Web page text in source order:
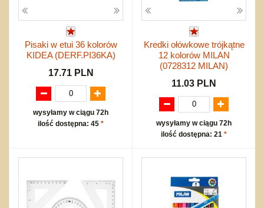
Pisaki w etui 36 kolorów
KIDEA (DERF.PI36KA)
17.71 PLN
wysyłamy w ciągu 72h
ilość dostępna: 45 *
Kredki ołówkowe trójkątne
12 kolorów MILAN
(0728312 MILAN)
11.03 PLN
wysyłamy w ciągu 72h
ilość dostępna: 21 *